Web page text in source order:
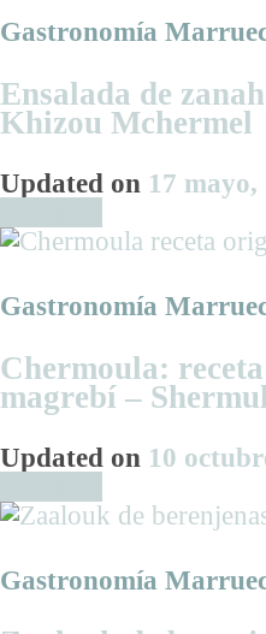
Gastronomía
Ensalada de
Khizou Mchermel
Updated on 17 mayo,
Gastronomía
Chermoula:
magrebí –
Updated on 10
Gastronomía